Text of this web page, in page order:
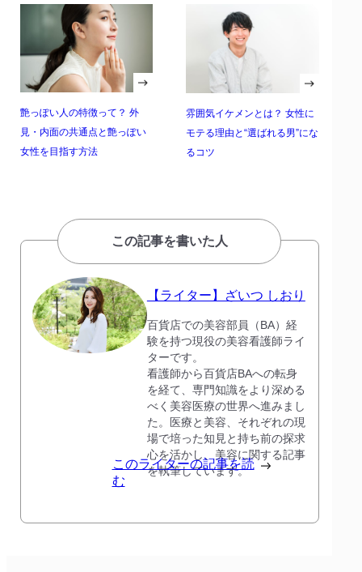
艶っぽい人の特徴って？ 外
見・内面の共通点と艶っぽい
女性を目指す方法
雰囲気イケメンとは？ 女性に
モテる理由と“選ばれる男”にな
るコツ
この記事を書いた人
【ライター】ざいつ しおり
百貨店での美容部員（BA）経
験を持つ現役の美容看護師ライ
ターです。
看護師から百貨店BAへの転身
を経て、専門知識をより深める
べく美容医療の世界へ進みまし
た。医療と美容、それぞれの現
場で培った知見と持ち前の探求
心を活かし、美容に関する記事
を執筆しています。
このライターの記事を読
む